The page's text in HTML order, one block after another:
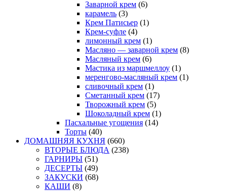
Заварной крем (6)
карамель (3)
Крем Патисьер (1)
Крем-суфле (4)
лимонный крем (1)
Масляно — заварной крем (8)
Масляный крем (6)
Мастика из маршмеллоу (1)
меренгово-масляный крем (1)
сливочный крем (1)
Сметанный крем (17)
Творожный крем (5)
Шоколадный крем (1)
Пасхальные угощения (14)
Торты (40)
ДОМАШНЯЯ КУХНЯ (660)
ВТОРЫЕ БЛЮДА (238)
ГАРНИРЫ (51)
ДЕСЕРТЫ (49)
ЗАКУСКИ (68)
КАШИ (8)